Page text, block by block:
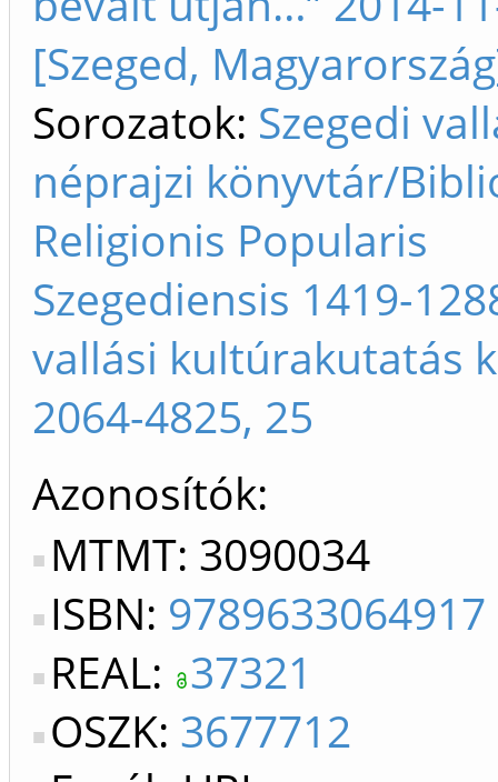
[Szeged,
Sorozatok: Szegedi
néprajzi könyvtár/
Religionis Popularis
Szegediensis 1419-
vallási kultúrakutatás
2064-4825, 25
Azonosítók
MTMT: 3090034
ISBN: 9789633064917
REAL: 37321
OSZK: 3677712